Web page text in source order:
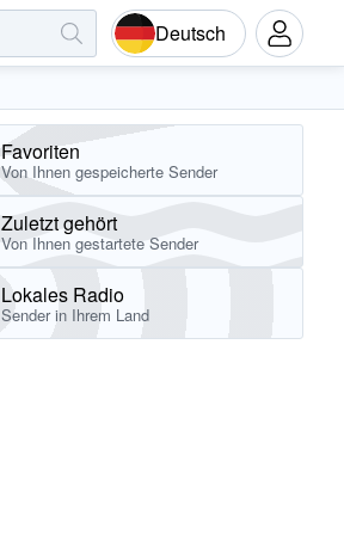
Deutsch
Favoriten
Von Ihnen gespeicherte Sender
Zuletzt gehört
Von Ihnen gestartete Sender
Lokales Radio
Sender in Ihrem Land